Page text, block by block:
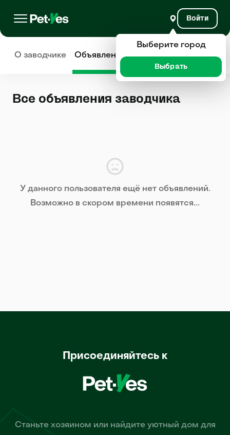
Войти
О заводчике Объявления Отзывы
Все объявления заводчика
У данного пользователя ещё нет объявлений.
Возможно в скором времени появятся...
Присоединяйтесь к
Станьте хозяином или найдите уютный дом для
Выберите город
Выбрать